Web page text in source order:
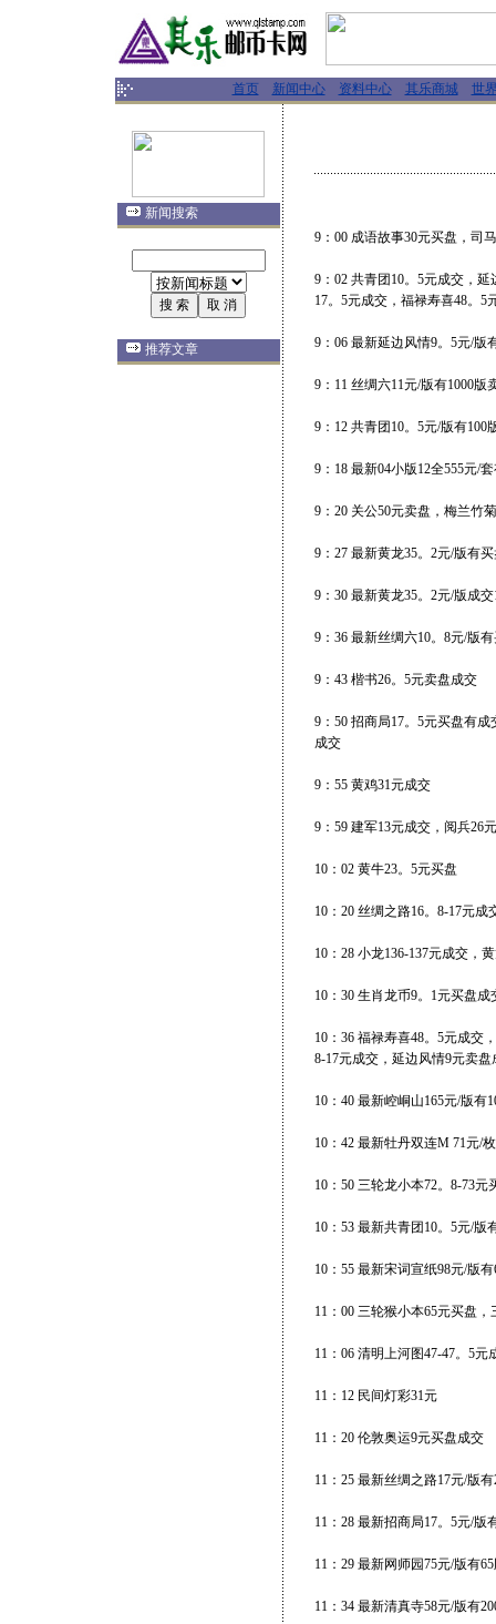
首页 新闻中心 资料中心 其乐商城 世
新闻搜索
推荐文章
9：00 成语故事30元买盘，司
9：02 共青团10。5元成交，
17。5元成交，福禄寿喜48。5
9：06 最新延边风情9。5元/版
9：11 丝绸六11元/版有1000版
9：12 共青团10。5元/版有
9：18 最新04小版12全555元/
9：20 关公50元卖盘，梅兰竹
9：27 最新黄龙35。2元/版有
9：30 最新黄龙35。2元/版成
9：36 最新丝绸六10。8元/版
9：43 楷书26。5元卖盘成交
9：50 招商局17。5元买盘有
成交
9：55 黄鸡31元成交
9：59 建军13元成交，阅兵26
10：02 黄牛23。5元买盘
10：20 丝绸之路16。8-17元成
10：28 小龙136-137元成交，
10：30 生肖龙币9。1元买盘成
10：36 福禄寿喜48。5元成交
8-17元成交，延边风情9元卖
10：40 最新崆峒山165元/版有
10：42 最新牡丹双连M 71元/
10：50 三轮龙小本72。8-73元
10：53 最新共青团10。5元/版
10：55 最新宋词宣纸98元/版
11：00 三轮猴小本65元买盘
11：06 清明上河图47-47。5
11：12 民间灯彩31元
11：20 伦敦奥运9元买盘成交
11：25 最新丝绸之路17元/版
11：28 最新招商局17。5元/版
11：29 最新网师园75元/版有
11：34 最新清真寺58元/版有